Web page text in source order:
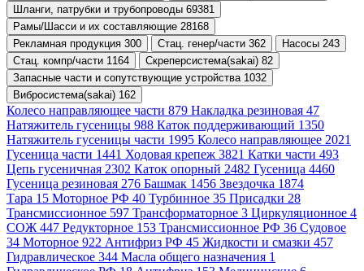
Шланги, патрубки и трубопроводы 69381
Рамы/Шасси и их составляющие 28168
Рекламная продукция 300
Стац. генер/части 362
Насосы 243
Стац. компр/части 1164
Скреперсистема(sakai) 82
Запасные части и сопутствующие устройства 1032
Вибросистема(sakai) 162
Колесо направляющее части 879 Накладка резиновая 47
Натяжитель гусеницы 988 Каток поддерживающий 1350
Натяжитель гусеницы части 1995 Колесо направляющее 2021
Гусеница части 1441 Ходовая крепеж 3821 Катки части 493
Цепь гусеничная 2302 Каток опорный 2482 Гусеница 4460
Гусеница резиновая 276 Башмак 1456 Звездочка 1874
Тара 15 Моторное РФ 40 Турбинное 35 Присадки 28
Трансмиссионное 597 Трансформаторное 3 Циркуляционное 4
СОЖ 447 Редукторное 153 Трансмиссионное РФ 36 Судовое
34 Моторное 922 Антифриз РФ 45 Жидкости и смазки 457
Гидравлическое 344 Масла общего назначения 1